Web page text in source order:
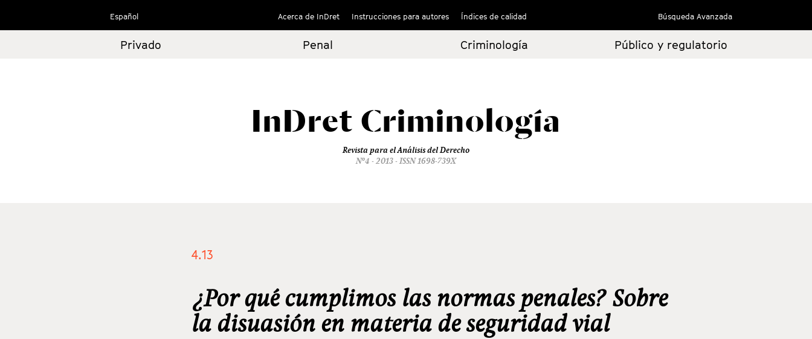
contenido
Español Acerca de InDret Instrucciones para autores Índices de calidad Búsqueda Avanzada
Privado Penal Criminología Público y regulatorio
InDret Criminología
Revista para el Análisis del Derecho
Nº4 - 2013 - ISSN 1698-739X
4.13
¿Por qué cumplimos las normas penales? Sobre
la disuasión en materia de seguridad vial